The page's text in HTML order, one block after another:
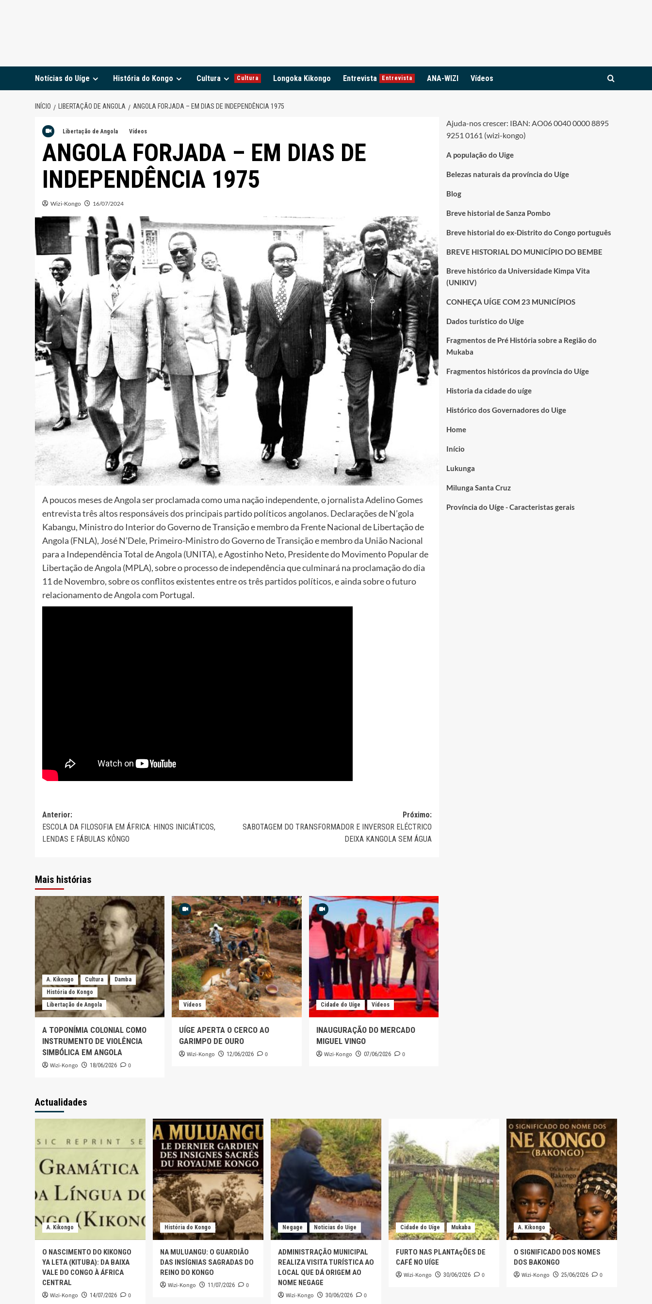
Notícias do Uíge História do Kongo Cultura Cultura Longoka Kikongo Entrevista Entrevista ANA-WIZI Vídeos
INÍCIO LIBERTAÇÃO DE ANGOLA ANGOLA FORJADA – EM DIAS DE INDEPENDÊNCIA 1975
Libertação de Angola Vídeos
ANGOLA FORJADA – EM DIAS DE
INDEPENDÊNCIA 1975
Wizi-Kongo 16/07/2024
A poucos meses de Angola ser proclamada como uma nação independente, o jornalista Adelino Gomes
entrevista três altos responsáveis dos principais partido políticos angolanos. Declarações de N’gola
Kabangu, Ministro do Interior do Governo de Transição e membro da Frente Nacional de Libertação de
Angola (FNLA), José N’Dele, Primeiro-Ministro do Governo de Transição e membro da União Nacional
para a Independência Total de Angola (UNITA), e Agostinho Neto, Presidente do Movimento Popular de
Libertação de Angola (MPLA), sobre o processo de independência que culminará na proclamação do dia
11 de Novembro, sobre os conflitos existentes entre os três partidos políticos, e ainda sobre o futuro
relacionamento de Angola com Portugal.
Navegação
de
Anterior:
ESCOLA DA FILOSOFIA EM ÁFRICA: HINOS INICIÁTICOS,
LENDAS E FÁBULAS KÔNGO
Próximo:
SABOTAGEM DO TRANSFORMADOR E INVERSOR ELÉCTRICO
DEIXA KANGOLA SEM ÁGUA
Mais histórias
A. Kikongo Cultura
Damba
História do Kongo
Libertação de Angola
A TOPONÍMIA COLONIAL COMO
INSTRUMENTO DE VIOLÊNCIA
SIMBÓLICA EM ANGOLA
Wizi-Kongo 18/06/2026 0
Vídeos
UÍGE APERTA O CERCO AO
GARIMPO DE OURO
Wizi-Kongo 12/06/2026 0
Cidade do Uíge Vídeos
INAUGURAÇÃO DO MERCADO
MIGUEL VINGO
Wizi-Kongo 07/06/2026 0
Ajuda-nos crescer: IBAN: AO06 0040 0000 8895
9251 0161 (wizi-kongo)
A população do Uige
Belezas naturais da província do Uíge
Blog
Breve historial de Sanza Pombo
Breve historial do ex-Distrito do Congo português
BREVE HISTORIAL DO MUNICÍPIO DO BEMBE
Breve histórico da Universidade Kimpa Vita
(UNIKIV)
CONHEÇA UÍGE COM 23 MUNICÍPIOS
Dados turístico do Uíge
Fragmentos de Pré História sobre a Região do
Mukaba
Fragmentos históricos da província do Uíge
Historia da cidade do uíge
Histórico dos Governadores do Uige
Home
Início
Lukunga
Milunga Santa Cruz
Província do Uíge - Caracteristas gerais
Actualidades
A. Kikongo
O NASCIMENTO DO KIKONGO
YA LETA (KITUBA): DA BAIXA
VALE DO CONGO À ÁFRICA
CENTRAL
Wizi-Kongo 14/07/2026 0
História do Kongo
NA MULUANGU: O GUARDIÃO
DAS INSÍGNIAS SAGRADAS DO
REINO DO KONGO
Wizi-Kongo 11/07/2026 0
Negage Noticias do Uige
ADMINISTRAÇÃO MUNICIPAL
REALIZA VISITA TURÍSTICA AO
LOCAL QUE DÁ ORIGEM AO
NOME NEGAGE
Wizi-Kongo 30/06/2026 0
Cidade do Uíge Mukaba
FURTO NAS PLANTAçÕES DE
CAFÉ NO UÍGE
Wizi-Kongo 30/06/2026 0
A. Kikongo
O SIGNIFICADO DOS NOMES
DOS BAKONGO
Wizi-Kongo 25/06/2026 0